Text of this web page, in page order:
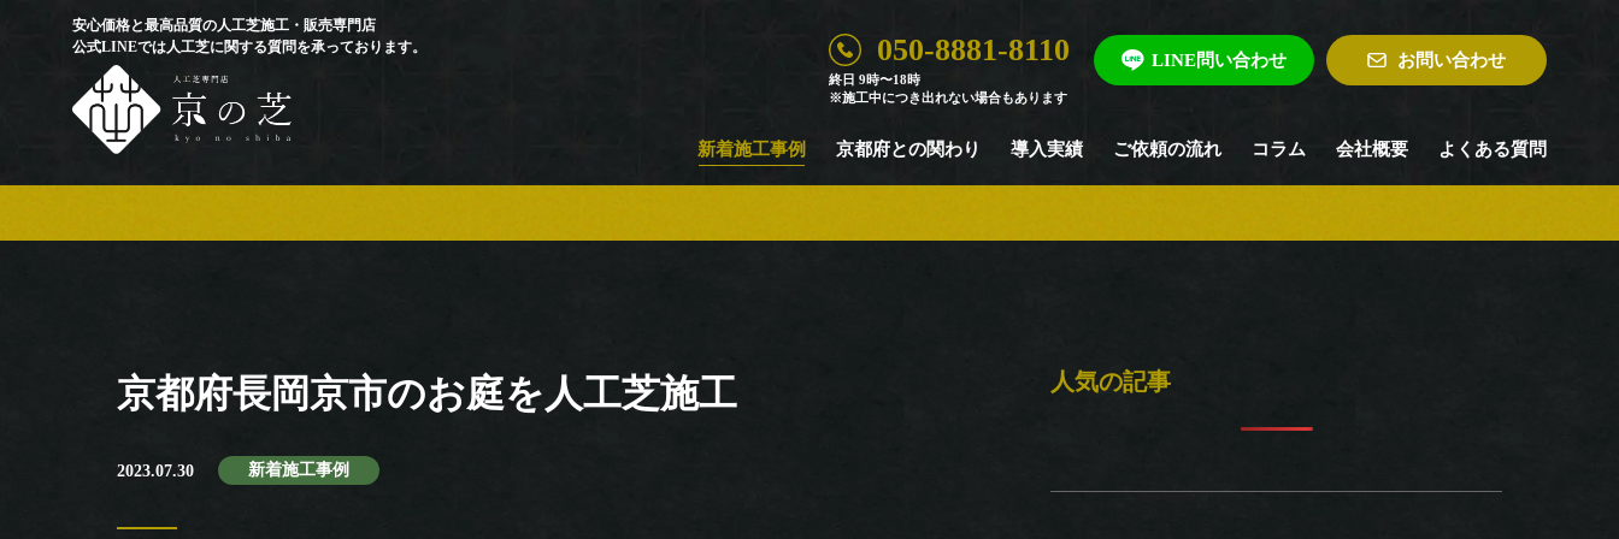
安心価格と最高品質の人工芝施工・販売専門店
公式LINEでは人工芝に関する質問を承っております。
新着施工事例 京都府との関わり 導入実績 ご依頼の流れ コラム 会社概要 よくある質問
050-8881-8110
終日 9時〜18時
※施工中につき出れない場合もあります
LINE問い合わせ お問い合わせ
Case
新着施工事例
京都府長岡京市のお庭を人工芝施工
2023.07.30 新着施工事例
人気の記事